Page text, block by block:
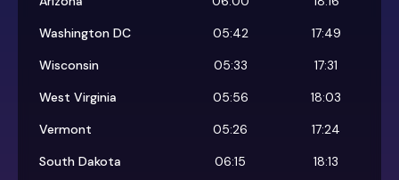
Washington DC
05:42
17:49
Wisconsin
05:33
17:31
West Virginia
05:56
18:03
Vermont
05:26
17:24
South Dakota
06:15
18:13